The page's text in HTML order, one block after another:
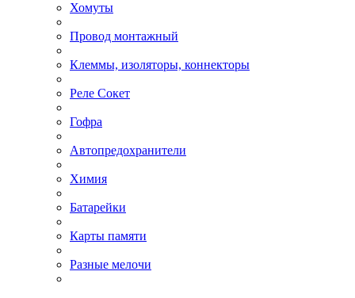
Хомуты
Провод монтажный
Клеммы, изоляторы, коннекторы
Реле Сокет
Гофра
Автопредохранители
Химия
Батарейки
Карты памяти
Разные мелочи